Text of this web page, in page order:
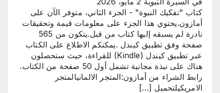
كتاب "تفكيك النبوة" - الجزء الثاني، متوفر الآن على
أمازون.​يحتوي هذا الجزء على معلومات قيمة وتحقيقات
نادرة لم يسبقه إليها كتاب من قبل.يتكون من 565
صفحة وفق تطبيق كيندل .​يمكنكم الاطلاع على الكتاب
عبر تطبيق كيندل (Kindle) للقراءة، حيث ستحصلون
هناك على نبذة مجانية تشمل أول 50 صفحة من الكتاب.​
رابط الشراء من أمازون:المتجر الالمانيالمتجر
الامريكيلتحميل […]